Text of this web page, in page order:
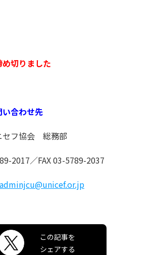
切りました
合わせ先
セフ協会 総務部
2017／FAX 03-5789-2037
adminjcu@unicef.or.jp
この記事を
シェアする